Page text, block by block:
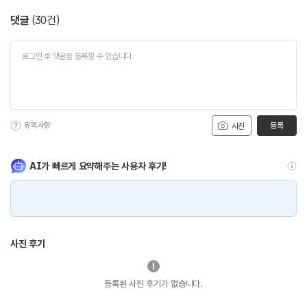
댓글 (30건)
사진
유의사항 등록
AI가 빠르게 요약해주는 사용자 후기!
사진 후기
등록된 사진 후기가 없습니다.